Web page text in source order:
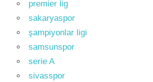
premier lig
sakaryaspor
şampiyonlar ligi
samsunspor
serie A
sivasspor